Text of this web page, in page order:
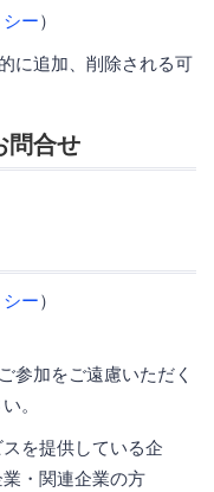
ー）
に追加、削除される可
問合せ
ー）
参加をご遠慮いただく
。
を提供している企
・関連企業の方